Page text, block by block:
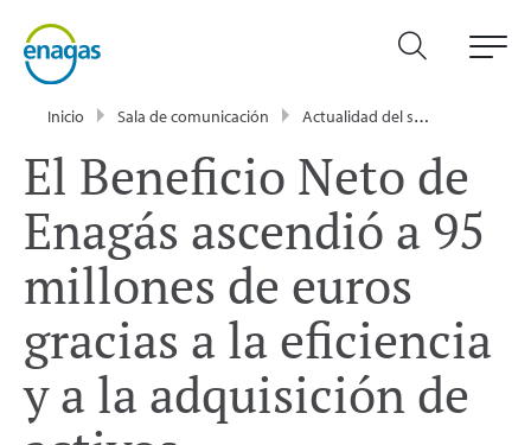
Inicio Sala de comunicación Actualidad del sector energético - Enagás
El Beneficio Neto de
Enagás ascendió a 95
millones de euros
gracias a la eficiencia
y a la adquisición de